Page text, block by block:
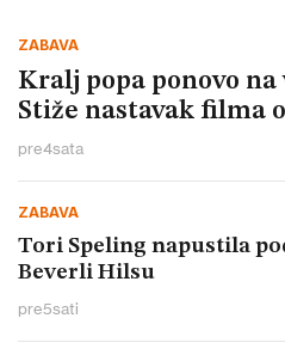
ZABAVA
Kralj popa ponovo
Stiže nastavak filma
pre4sata
ZABAVA
Tori Speling napustila
Beverli Hilsu
pre5sati